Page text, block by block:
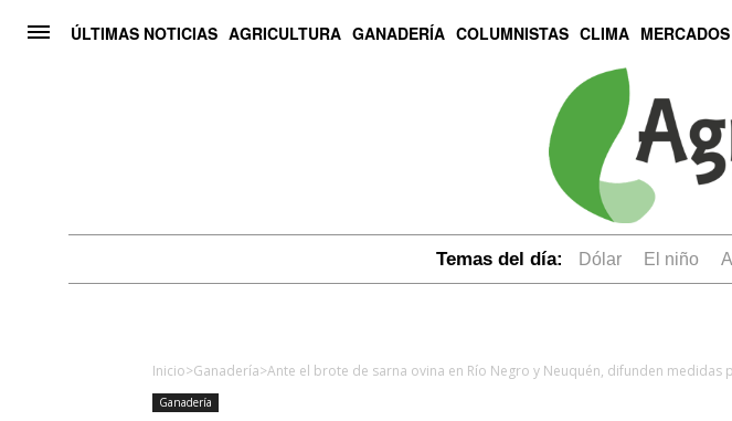
ÚLTIMAS NOTICIAS AGRICULTURA GANADERÍA COLUMNISTAS CLIMA MERCADOS
Temas del día: dólar el niño
Inicio>Ganadería>
Ganadería